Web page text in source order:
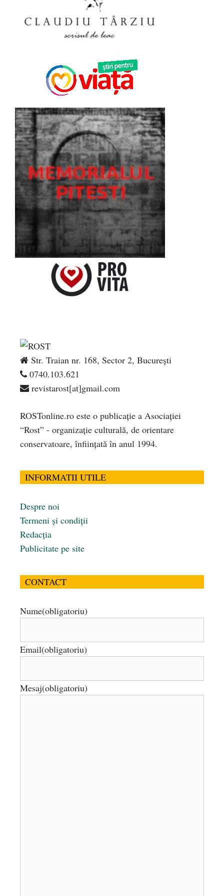
Str. Traian nr. 168, Sector 2, București
0740.103.621
revistarost[at]gmail.com
ROSTonline.ro este o publicaţie a Asociaţiei
“Rost” - organizaţie culturală, de orientare
conservatoare, înfiinţată în anul 1994.
INFORMATII UTILE
Despre noi
Termeni și condiții
Redacția
Publicitate pe site
CONTACT
Nume(obligatoriu)
Email(obligatoriu)
Mesaj(obligatoriu)